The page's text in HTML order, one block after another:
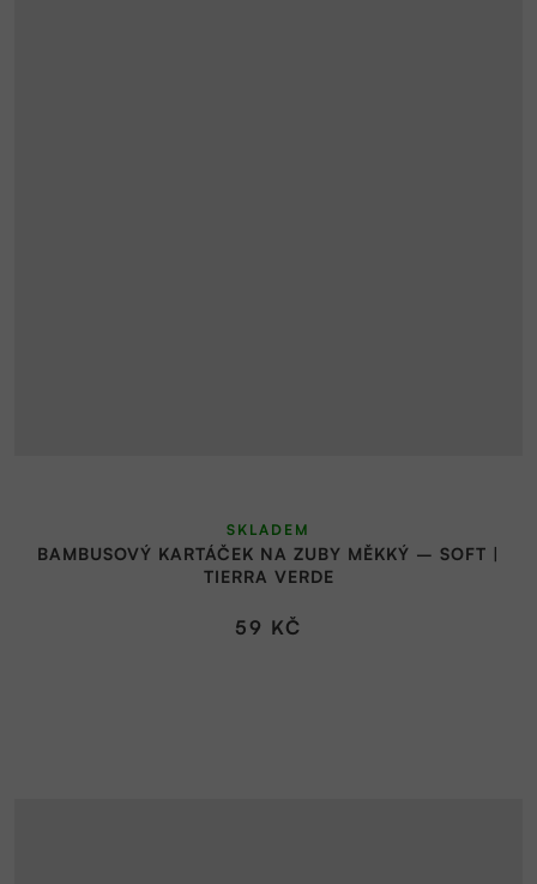
BAMBUSOVÝ KARTÁČEK NA ZUBY MĚKKÝ – SOFT |
TIERRA VERDE
SKLADEM
59 KČ